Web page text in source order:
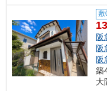
敷
阪
阪
阪
築
大